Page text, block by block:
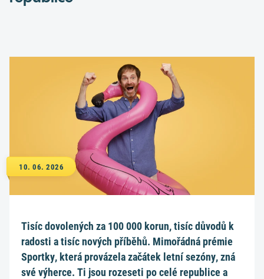
10. 06. 2026
Tisíc dovolených za 100 000 korun, tisíc důvodů k
radosti a tisíc nových příběhů. Mimořádná prémie
Sportky, která provázela začátek letní sezóny, zná
své výherce. Ti jsou rozeseti po celé republice a